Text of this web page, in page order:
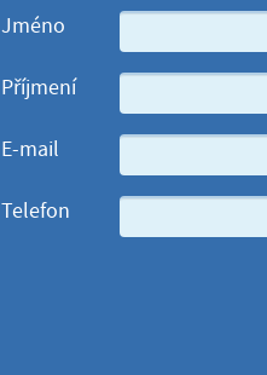
Jméno
Příjmení
E-mail
Telefon